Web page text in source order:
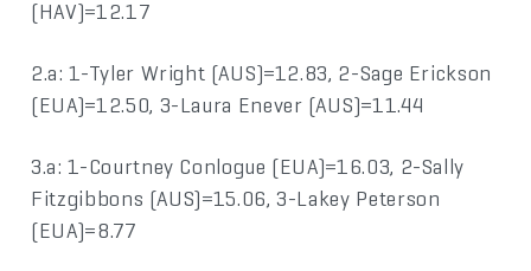
(HAV)=12.17
2.a: 1-Tyler Wright (AUS)=12.83, 2-Sage Erickson
(EUA)=12.50, 3-Laura Enever (AUS)=11.44
3.a: 1-Courtney Conlogue (EUA)=16.03, 2-Sally
Fitzgibbons (AUS)=15.06, 3-Lakey Peterson
(EUA)=8.77